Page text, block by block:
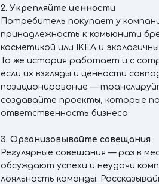
2. Укрепляйте ценности
Потребитель покупает у
принадлежность к комьюнити
косметикой или IKEA и
Та же история работает и с
если их взгляды и ценности
позиционирование —
создавайте проекты, которые
ответственность бизнеса.
3. Организовывайте совещания
Регулярные совещания — раз в
обсуждают успехи и неудачи
лояльность команды.